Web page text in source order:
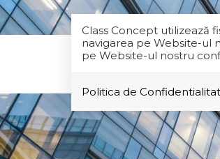
Class Concept utilizează
navigarea pe Website-ul
pe Website-ul nostru
Politica de